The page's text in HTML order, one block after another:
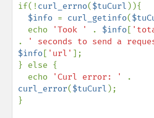
if(!curl_errno($tuCurl )){
$info = curl_getinfo(
  echo
'Took ' . $info [
.
' seconds to send a
$info [ 'url' ];
} else {
  echo
'Curl error: '
curl_error($tuCurl );
}